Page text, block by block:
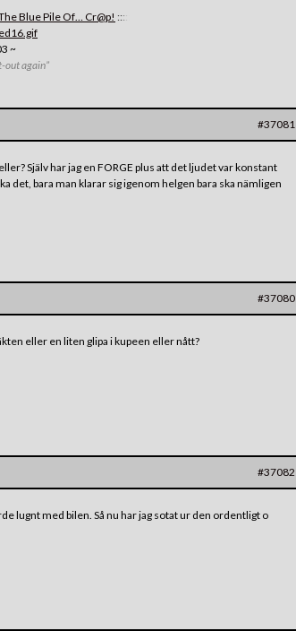
Blue Pile Of… Cr@p! ::::
~
out again”
#37081
Själv har jag en FORGE plus att det ljudet var konstant
det, bara man klarar sig igenom helgen bara ska nämligen
#37080
eller en liten glipa i kupeen eller nått?
#37082
lugnt med bilen. Så nu har jag sotat ur den ordentligt o